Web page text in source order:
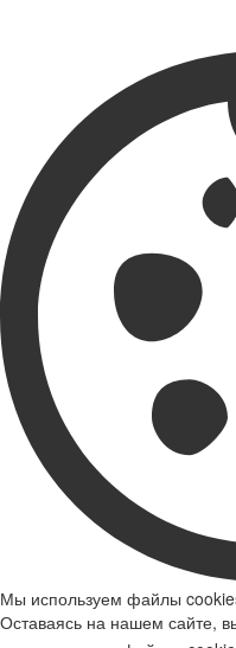
Мы используем файлы
Оставаясь на нашем сайте,